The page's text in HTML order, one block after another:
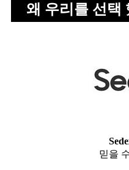
왜 우리를 선택
믿을